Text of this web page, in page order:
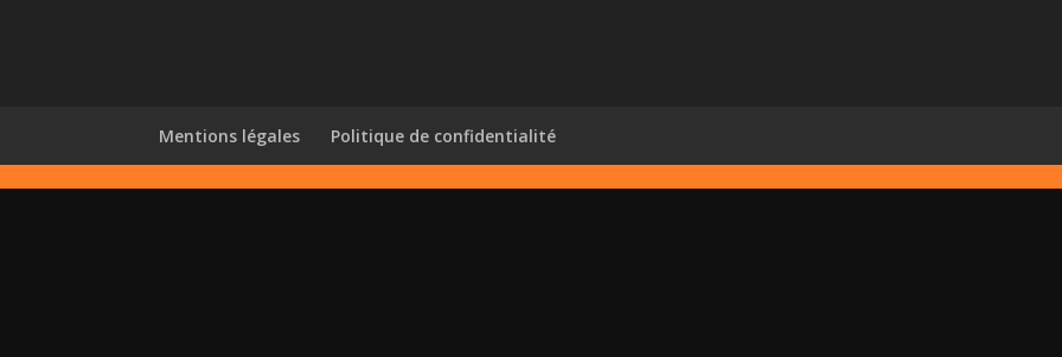
Mentions légales Politique de confidentialité